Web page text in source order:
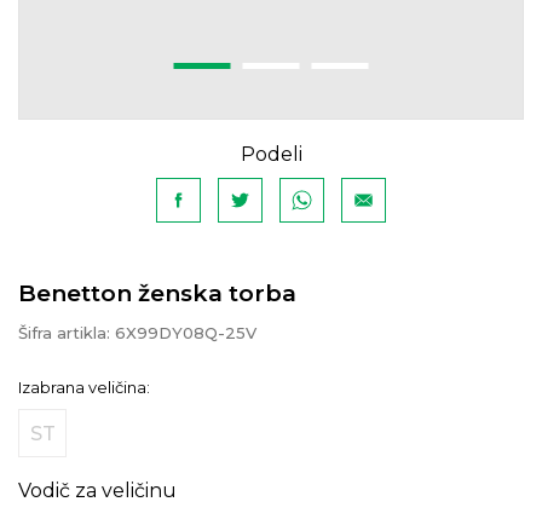
Podeli
Benetton ženska torba
Šifra artikla: 6X99DY08Q-25V
Izabrana veličina:
ST
Vodič za veličinu